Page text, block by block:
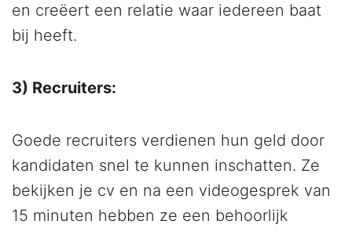
en creëert een relatie waar iedereen baat
bij heeft.
3) Recruiters:
Goede recruiters verdienen hun geld door
kandidaten snel te kunnen inschatten. Ze
bekijken je cv en na een videogesprek van
15 minuten hebben ze een behoorlijk